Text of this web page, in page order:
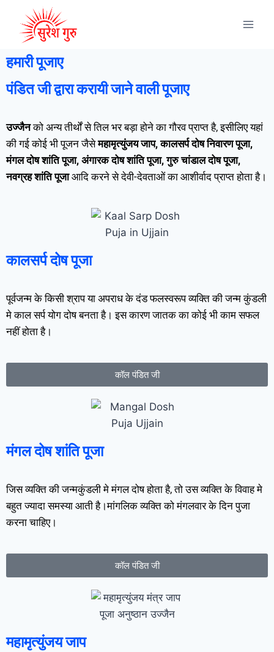
हमारी पूजाए
पंडित जी द्वारा करायी जाने वाली पूजाए
उज्जैनको अन्य तीर्थों से तिल भर बड़ा होने का गौरव प्राप्त है, इसीलिए यहां
की गई कोई भी पूजन जैसेमहामृत्युंजय जाप, कालसर्प दोष निवारण पूजा,
मंगल दोष शांति पूजा, अंगारक दोष शांति पूजा, गुरु चांडाल दोष पूजा,
नवग्रह शांति पूजाआदि करने से देवी-देवताओं का आशीर्वाद प्राप्त होता है।
कालसर्प दोष पूजा
पूर्वजन्म के किसी श्राप या अपराध के दंड फलस्वरूप व्यक्ति की जन्म कुंडली
मे काल सर्प योग दोष बनता है। इस कारण जातक का कोई भी काम सफल
नहीं होता है।
कॉल पंडित जी
मंगल दोष शांति पूजा
जिस व्यक्ति की जन्मकुंडली मे मंगल दोष होता है, तो उस व्यक्ति के विवाह मे
बहुत ज्यादा समस्या आती है।मांगलिक व्यक्ति को मंगलवार के दिन पुजा
करना चाहिए।
कॉल पंडित जी
महामृत्युंजय जाप